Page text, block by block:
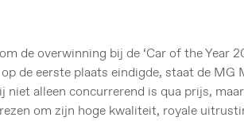
de overwinning bij de ‘Car of the Year
de eerste plaats eindigde, staat de
alleen concurrerend is qua prijs,
om zijn hoge kwaliteit, royale